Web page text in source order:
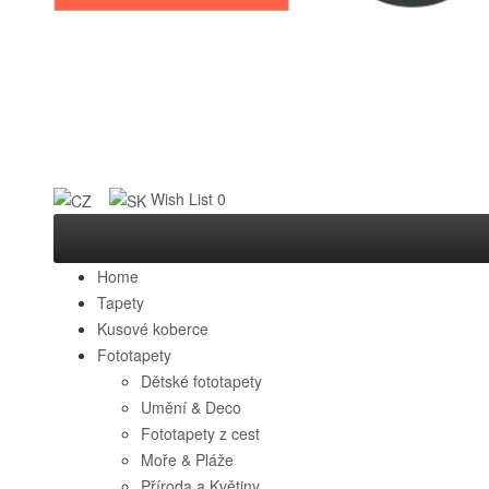
Wish List 0
Home
Tapety
Kusové koberce
Fototapety
Dětské fototapety
Umění & Deco
Fototapety z cest
Moře & Pláže